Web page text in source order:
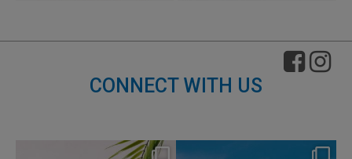
CONNECT WITH US
nikko_hotels